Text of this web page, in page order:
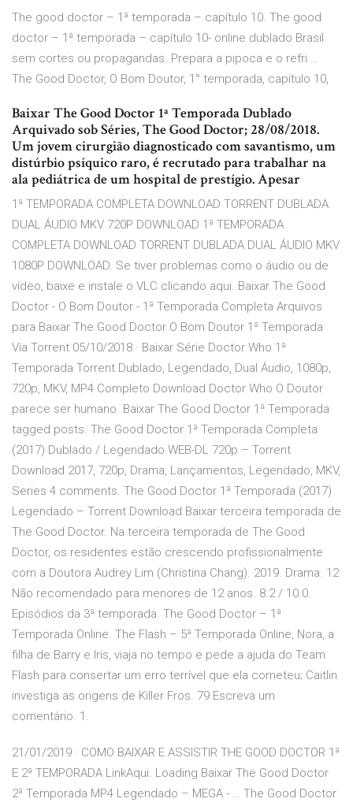
The good doctor – 1ª temporada – capítulo 10. The good
doctor – 1ª temporada – capítulo 10- online dublado Brasil
sem cortes ou propagandas. Prepara a pipoca e o refri …
The Good Doctor, O Bom Doutor, 1° temporada, capítulo 10,
Baixar The Good Doctor 1ª Temporada Dublado
Arquivado sob Séries, The Good Doctor; 28/08/2018.
Um jovem cirurgião diagnosticado com savantismo, um
distúrbio psíquico raro, é recrutado para trabalhar na
ala pediátrica de um hospital de prestígio. Apesar
1ª TEMPORADA COMPLETA DOWNLOAD TORRENT DUBLADA
DUAL ÁUDIO MKV 720P DOWNLOAD 1ª TEMPORADA
COMPLETA DOWNLOAD TORRENT DUBLADA DUAL ÁUDIO MKV
1080P DOWNLOAD. Se tiver problemas como o áudio ou de
vídeo, baixe e instale o VLC clicando aqui. Baixar The Good
Doctor - O Bom Doutor - 1ª Temporada Completa Arquivos
para Baixar The Good Doctor O Bom Doutor 1ª Temporada
Via Torrent 05/10/2018 · Baixar Série Doctor Who 1ª
Temporada Torrent Dublado, Legendado, Dual Áudio, 1080p,
720p, MKV, MP4 Completo Download Doctor Who O Doutor
parece ser humano. Baixar The Good Doctor 1ª Temporada
tagged posts. The Good Doctor 1ª Temporada Completa
(2017) Dublado / Legendado WEB-DL 720p – Torrent
Download 2017, 720p, Drama, Lançamentos, Legendado, MKV,
Series 4 comments. The Good Doctor 1ª Temporada (2017)
Legendado – Torrent Download Baixar terceira temporada de
The Good Doctor. Na terceira temporada de The Good
Doctor, os residentes estão crescendo profissionalmente
com a Doutora Audrey Lim (Christina Chang). 2019. Drama. 12
Não recomendado para menores de 12 anos. 8.2 / 10.0.
Episódios da 3ª temporada. The Good Doctor – 1ª
Temporada Online. The Flash – 5ª Temporada Online, Nora, a
filha de Barry e Iris, viaja no tempo e pede a ajuda do Team
Flash para consertar um erro terrível que ela cometeu; Caitlin
investiga as origens de Killer Fros. 79 Escreva um
comentário. 1.
21/01/2019 · COMO BAIXAR E ASSISTIR THE GOOD DOCTOR 1ª
E 2ª TEMPORADA LinkAqui. Loading Baixar The Good Doctor
2ª Temporada MP4 Legendado – MEGA - … The Good Doctor